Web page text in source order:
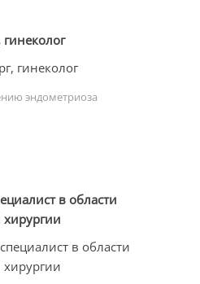
эндометриоза
в области